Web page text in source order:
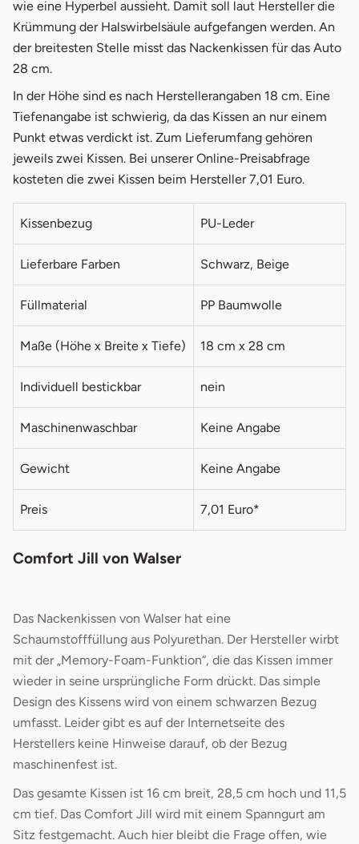
wie eine Hyperbel aussieht. Damit soll laut Hersteller die
Krümmung der Halswirbelsäule aufgefangen werden. An
der breitesten Stelle misst das Nackenkissen für das Auto
28 cm.
In der Höhe sind es nach Herstellerangaben 18 cm. Eine
Tiefenangabe ist schwierig, da das Kissen an nur einem
Punkt etwas verdickt ist. Zum Lieferumfang gehören
jeweils zwei Kissen. Bei unserer Online-Preisabfrage
kosteten die zwei Kissen beim Hersteller 7,01 Euro.
Kissenbezug PU-Leder
Lieferbare Farben Schwarz, Beige
Füllmaterial PP Baumwolle
Maße (Höhe x Breite x Tiefe) 18 cm x 28 cm
Individuell bestickbar nein
Maschinenwaschbar Keine Angabe
Gewicht Keine Angabe
Preis 7,01 Euro*
Comfort Jill von Walser
Das Nackenkissen von Walser hat eine
Schaumstofffüllung aus Polyurethan. Der Hersteller wirbt
mit der „Memory-Foam-Funktion“, die das Kissen immer
wieder in seine ursprüngliche Form drückt. Das simple
Design des Kissens wird von einem schwarzen Bezug
umfasst. Leider gibt es auf der Internetseite des
Herstellers keine Hinweise darauf, ob der Bezug
maschinenfest ist.
Das gesamte Kissen ist 16 cm breit, 28,5 cm hoch und 11,5
cm tief. Das Comfort Jill wird mit einem Spanngurt am
Sitz festgemacht. Auch hier bleibt die Frage offen, wie